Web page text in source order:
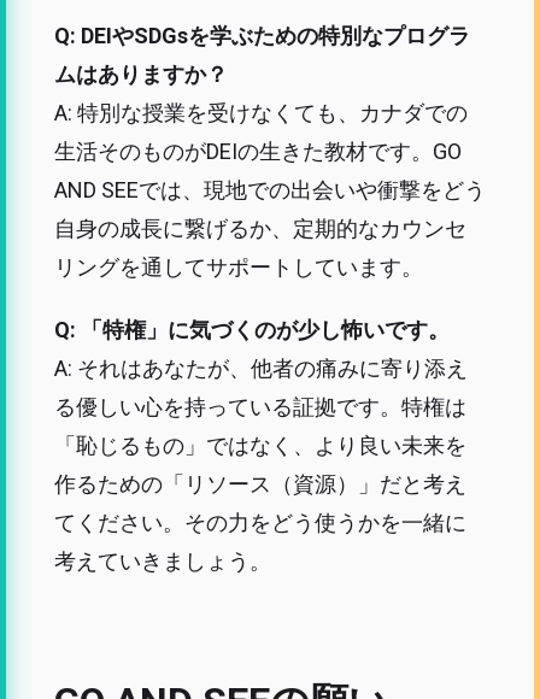
Q: DEIやSDGsを学ぶための特別なプログラ
ムはありますか？
A: 特別な授業を受けなくても、カナダでの
生活そのものがDEIの生きた教材です。GO
AND SEEでは、現地での出会いや衝撃をどう
自身の成長に繋げるか、定期的なカウンセ
リングを通してサポートしています。
Q: 「特権」に気づくのが少し怖いです。
A: それはあなたが、他者の痛みに寄り添え
る優しい心を持っている証拠です。特権は
「恥じるもの」ではなく、より良い未来を
作るための「リソース（資源）」だと考え
てください。その力をどう使うかを一緒に
考えていきましょう。